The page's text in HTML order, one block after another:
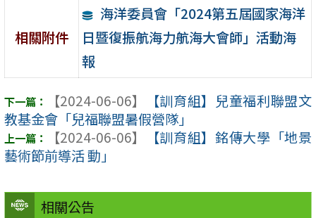
相關公告
相關附件
海洋委員會「2024第五屆國家海洋
日暨復振航海力航海大會師」活動海
報
【2024-06-06】
【訓育組】兒童福利聯盟文
教基金會「兒福聯盟暑假營隊」
【2024-06-06】
【訓育組】銘傳大學「地景
藝術節前導活 動」